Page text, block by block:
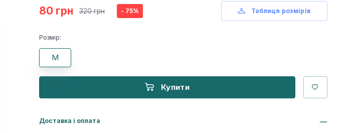
80 грн 320 грн - 75% Таблиця розмірів
Розмір:
M
Купити
Доставка і оплата